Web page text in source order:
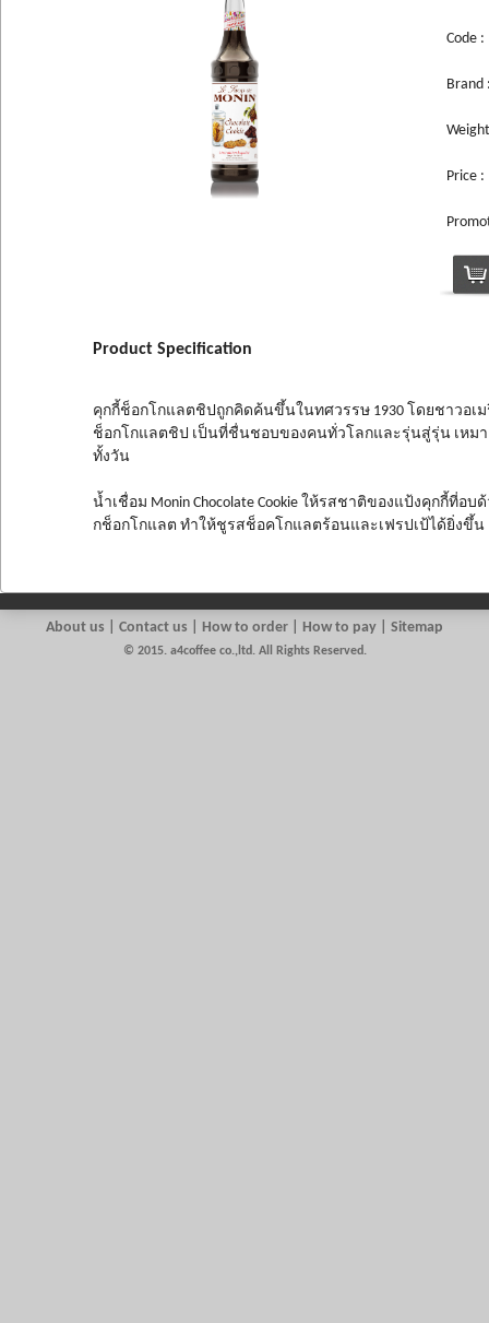
Code :
Brand
Price :
Product Specification
คุกกี้ช็อกโกแลตชิปถูกคิดค้นขึ้นในทศวรรษ 1930 โดยชาวอเ
ช็อกโกแลตชิป เป็นที่ชื่นชอบของคนทั่วโลกและรุ่นสู่รุ่น เหม
ทั้งวัน
น้ำเชื่อม Monin Chocolate Cookie ให้รสชาติของแป้งคุกกี้ที่อ
กช็อกโกแลต ทำให้ชูรสช็อคโกแลตร้อนและเฟรปเป้ได้ยิ่งขึ้น
About us Contact us | How to order | How to pay | Sitemap
© 2015. a4coffee co.,ltd. All Rights Reserved.